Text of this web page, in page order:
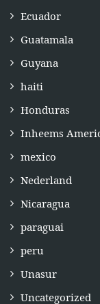
Ecuador
Guatamala
Guyana
haiti
Honduras
Inheems
mexico
Nederland
Nicaragua
paraguai
peru
Unasur
Uncategorized